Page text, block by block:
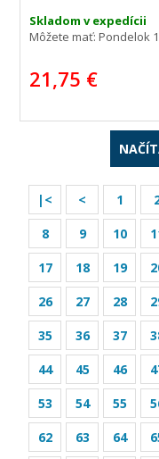
Skladom v expedícii
Môžete mať:Pondelok
21,75 €
|< < 1
8
9 10
17
18 19
26
27 28
35
36 37
44
45 46
53
54 55
62
63 64